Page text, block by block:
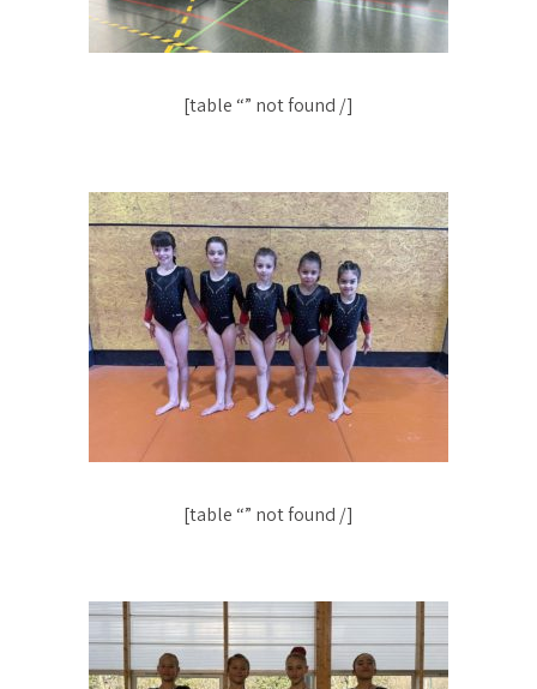
[table “” not found /]
[table “” not found /]